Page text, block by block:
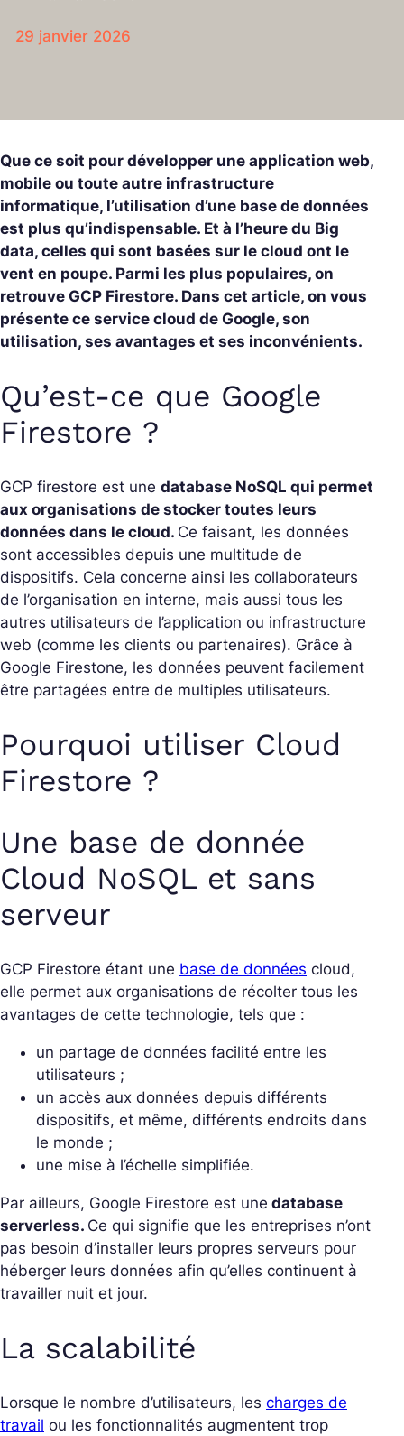
29 janvier 2026
Que ce soit pour développer une application web,
mobile ou toute autre infrastructure
informatique, l’utilisation d’une base de données
est plus qu’indispensable. Et à l’heure du Big
data, celles qui sont basées sur le cloud ont le
vent en poupe. Parmi les plus populaires, on
retrouve GCP Firestore. Dans cet article, on vous
présente ce service cloud de Google, son
utilisation, ses avantages et ses inconvénients.
Qu’est-ce que Google
Firestore ?
GCP firestore est une database NoSQL qui permet
aux organisations de stocker toutes leurs
données dans le cloud. Ce faisant, les données
sont accessibles depuis une multitude de
dispositifs. Cela concerne ainsi les collaborateurs
de l’organisation en interne, mais aussi tous les
autres utilisateurs de l’application ou infrastructure
web (comme les clients ou partenaires). Grâce à
Google Firestone, les données peuvent facilement
être partagées entre de multiples utilisateurs.
Pourquoi utiliser Cloud
Firestore ?
Une base de donnée
Cloud NoSQL et sans
serveur
GCP Firestore étant une base de données cloud,
elle permet aux organisations de récolter tous les
avantages de cette technologie, tels que :
un partage de données facilité entre les
utilisateurs ;
un accès aux données depuis différents
dispositifs, et même, différents endroits dans
le monde ;
une mise à l’échelle simplifiée.
Par ailleurs, Google Firestore est une database
serverless. Ce qui signifie que les entreprises n’ont
pas besoin d’installer leurs propres serveurs pour
héberger leurs données afin qu’elles continuent à
travailler nuit et jour.
La scalabilité
Lorsque le nombre d’utilisateurs, les charges de
travail ou les fonctionnalités augmentent trop